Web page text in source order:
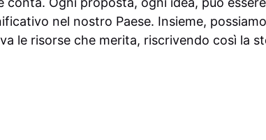
nel nostro Paese. Insieme,
le risorse che merita, riscrivendo così la